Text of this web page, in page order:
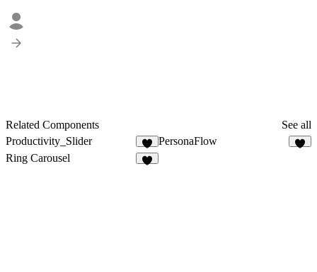
Related Components
See all
Productivity_Slider
1
PersonaFlow
Ring Carousel